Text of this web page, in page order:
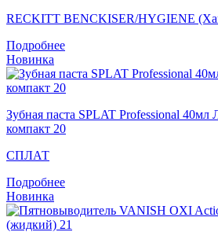
RECKITT BENCKISER/HYGIENE
Подробнее
Новинка
Зубная паста SPLAT Professional 40мл
компакт 20
СПЛАТ
Подробнее
Новинка